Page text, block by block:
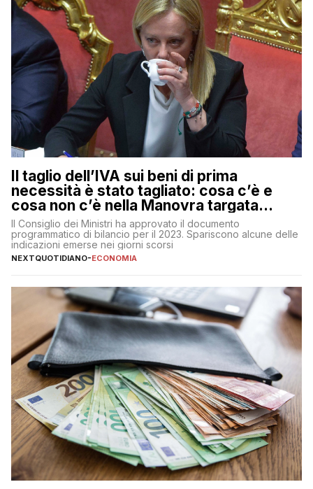
Il taglio dell’IVA sui beni di prima
necessità è stato tagliato: cosa c’è e
cosa non c’è nella Manovra targata
Meloni
Il Consiglio dei Ministri ha approvato il documento
programmatico di bilancio per il 2023. Spariscono alcune delle
indicazioni emerse nei giorni scorsi
NEXTQUOTIDIANO-ECONOMIA